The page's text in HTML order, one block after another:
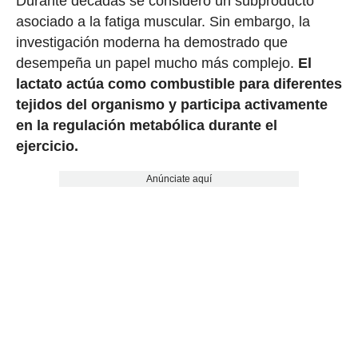
asociado a la fatiga muscular. Sin embargo, la
investigación moderna ha demostrado que
desempeña un papel mucho más complejo. El
lactato actúa como combustible para diferentes
tejidos del organismo y participa activamente
en la regulación metabólica durante el
ejercicio.
Anúnciate aquí